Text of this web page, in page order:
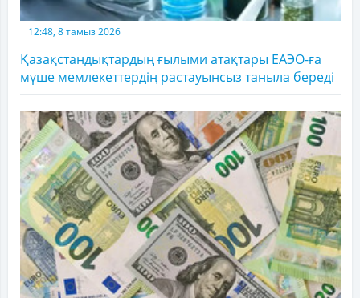
12:48, 8 тамыз 2026
Қазақстандықтардың ғылыми атақтары ЕАЭО-ға
мүше мемлекеттердің растауынсыз таныла береді